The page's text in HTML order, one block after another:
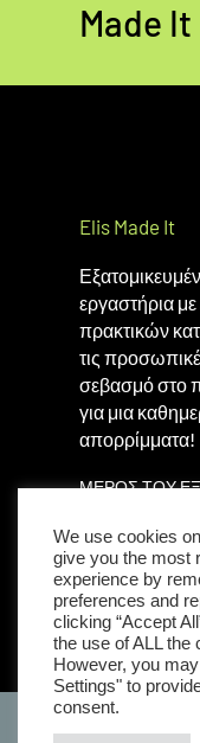
Made It
Elis Made It
εργαστήρια
πρακτικών
τις
σεβασμό στο
για μια
απορρίμματα!
ΜΕΡΟΣ ΤΟΥ
ΤΟΥ
ΜΙΧΑΗΛΙΔΟΥ
We use cookies
give you the most
experience by
preferences and
clicking “Accept
the use of ALL the
However, you
Settings" to
consent.